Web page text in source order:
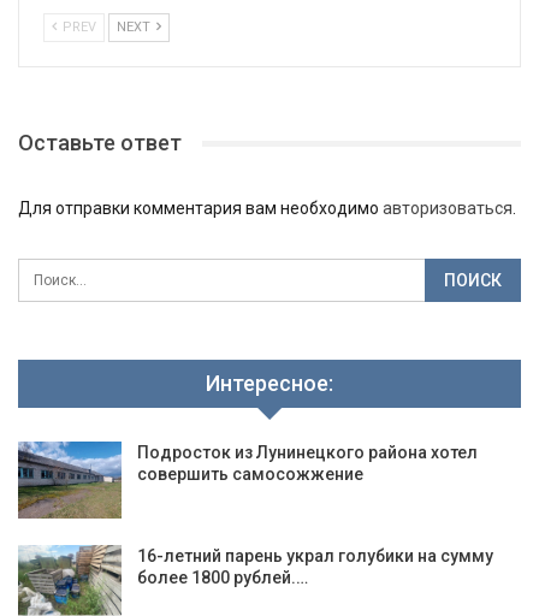
PREV NEXT
Оставьте ответ
Для отправки комментария вам необходимо авторизоваться
Интересное:
Подросток из Лунинецкого района хотел
совершить самосожжение
16-летний парень украл голубики на сумму
более 1800 рублей.…